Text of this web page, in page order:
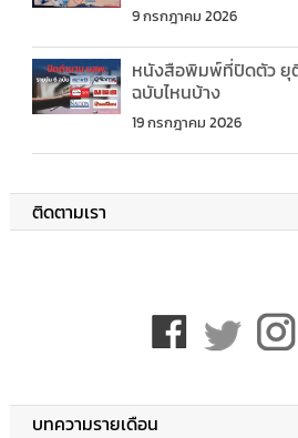
9 กรกฎาคม 2026
หนังสือพิมพ์ที่ปิดตัว ยุ
ฉบับไหนบ้าง
19 กรกฎาคม 2026
ติดตามเรา
บทความรายเดือน